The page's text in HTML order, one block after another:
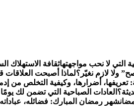
التي لا نحب مواجهتهاثقافة الاستهلاك
ولا لازم نغيّر؟لماذا أصبحت العلاقات
تعريفها، أضرارها، وكيفية التخلص من
العادات الصباحية التي تضمن لك يومًا
شهر رمضان المبارك: فضائله، عباداته،